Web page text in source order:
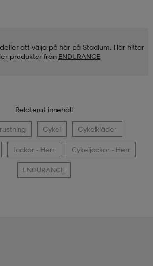
att välja på här på Stadium. Här hittar
produkter från ENDURANCE
Relaterat innehåll
Cykel Cykelkläder
Jackor - Herr Cykeljackor - Herr
ENDURANCE